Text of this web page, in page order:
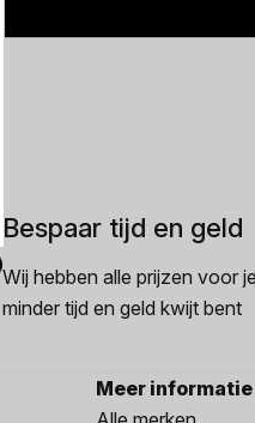
Bespaar tijd en geld
Wij hebben alle prijzen voor
minder tijd en geld kwijt bent
Meer informatie